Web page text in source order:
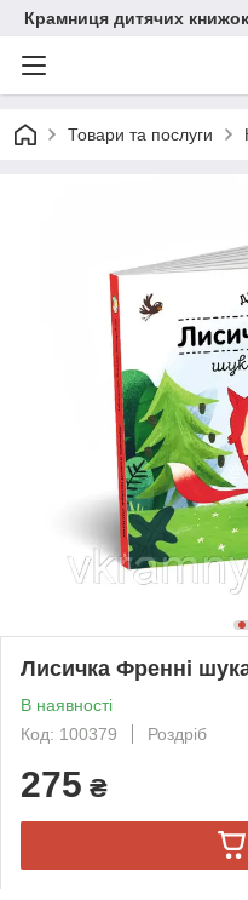
Крамниця дитячих книжок
Товари та послуги
Лисичка Френні
В наявності
Код: 100379
Роздріб
275 ₴